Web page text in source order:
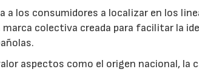
a los consumidores a localizar en los
marca colectiva creada para facilitar la
aspectos como el origen nacional, la